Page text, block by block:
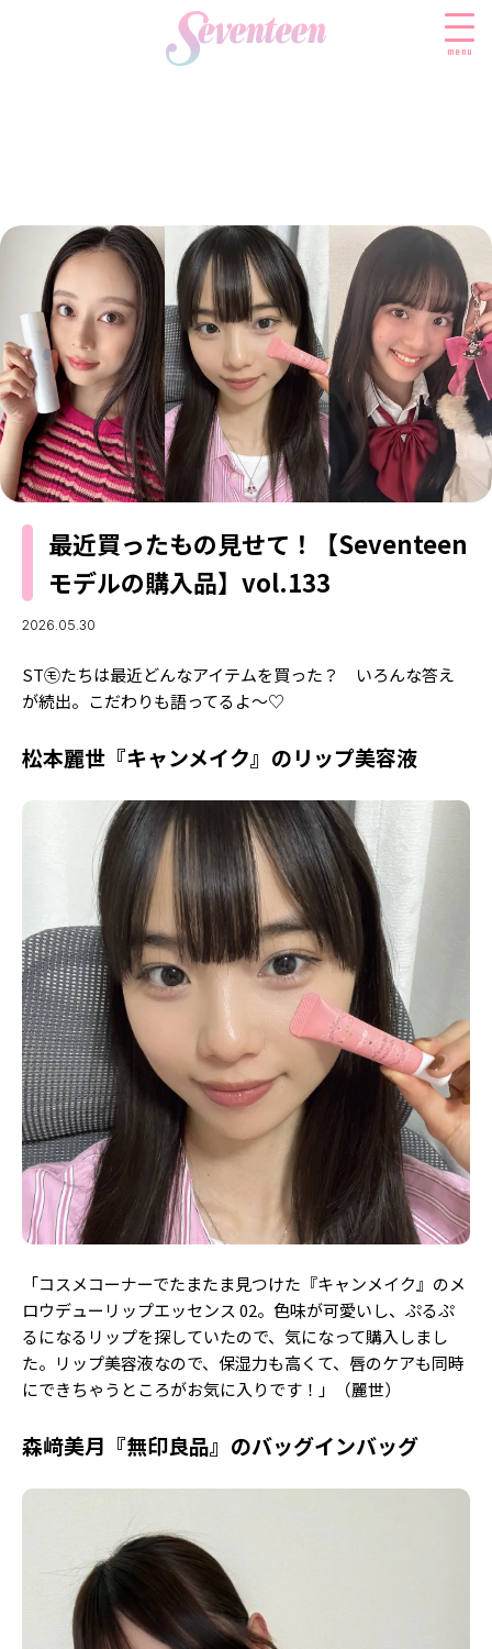
menu
FASHION
ファッションニュース
モデル私服
着回し
着痩せ
BEAUTY
ビューティニュース
トレンドメイク
ベストコスメ
ヘアアレンジ・ヘアケア
スキンケア
ボディケア
SCHOOL
スクールニュース
制服コーデ
学校ヘアメイク
勉強・受験・進路
ENTERTAINMENT
エンタメニュース
なにわ男子
K-POP
LIFESTYLE
ライフスタイルニュース
JKランキング・アワード
おでかけ
お悩み相談
JK TREND
JKトレンドニュース
MODELS
MODEL'S BLOG
TikTok
Instagram
YouTube
ゲッターズ飯田
MISS SEVENTEEN
ミスセブンティーンニュース
MAGAZINE
バックナンバー
INFORMATION
Seventeenについて
Follow us
ST member
新規会員登録・ログイン
最近買ったもの見せて！【Seventeen
モデルの購入品】vol.133
2026.05.30
ST㋲たちは最近どんなアイテムを買った？ いろんな答え
が続出。こだわりも語ってるよ～♡
松本麗世『キャンメイク』のリップ美容液
「コスメコーナーでたまたま見つけた『キャンメイク』のメ
ロウデューリップエッセンス 02。色味が可愛いし、ぷるぷ
るになるリップを探していたので、気になって購入しまし
た。リップ美容液なので、保湿力も高くて、唇のケアも同時
にできちゃうところがお気に入りです！」（麗世）
森﨑美月『無印良品』のバッグインバッグ